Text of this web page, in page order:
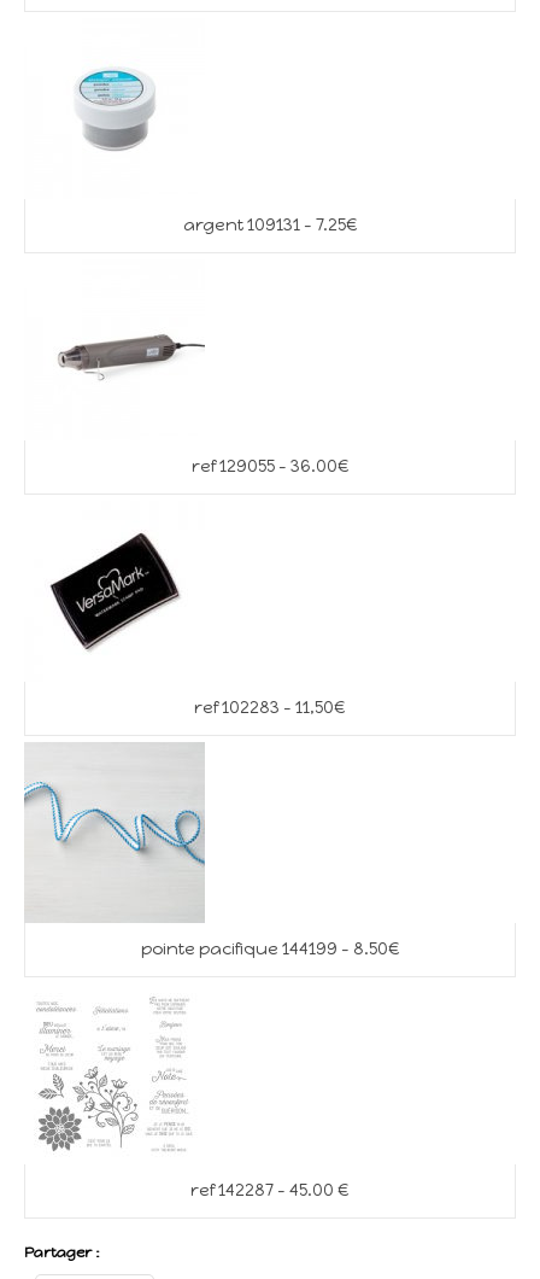
argent 109131 – 7.25€
ref 129055 – 36.00€
ref 102283 – 11,50€
pointe pacifique 144199 – 8.50€
ref 142287 – 45.00 €
Partager :